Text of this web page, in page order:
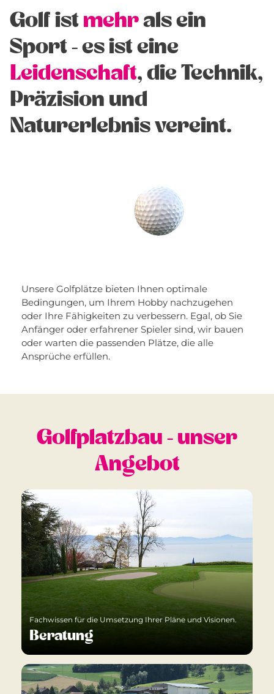
Golf ist mehrals ein
Sport - es ist eine
Leidenschaft, die Technik,
Präzision und
Naturerlebnis vereint.
Unsere Golfplätze bieten Ihnen optimale
Bedingungen, um Ihrem Hobby nachzugehen
oder Ihre Fähigkeiten zu verbessern. Egal, ob Sie
Anfänger oder erfahrener Spieler sind, wir bauen
oder warten die passenden Plätze, die alle
Ansprüche erfüllen.
Golfplatzbau - unser
Angebot
Fachwissen für die Umsetzung Ihrer Pläne und Visionen.
Beratung